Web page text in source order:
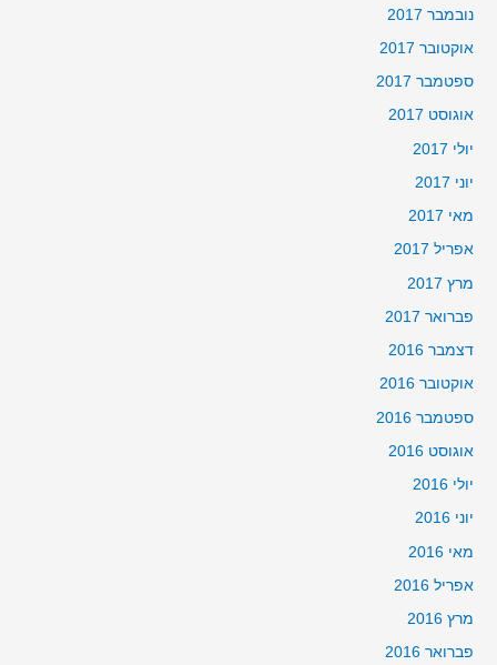
נובמבר 2017
אוקטובר 2017
ספטמבר 2017
אוגוסט 2017
יולי 2017
יוני 2017
מאי 2017
אפריל 2017
מרץ 2017
פברואר 2017
דצמבר 2016
אוקטובר 2016
ספטמבר 2016
אוגוסט 2016
יולי 2016
יוני 2016
מאי 2016
אפריל 2016
מרץ 2016
פברואר 2016